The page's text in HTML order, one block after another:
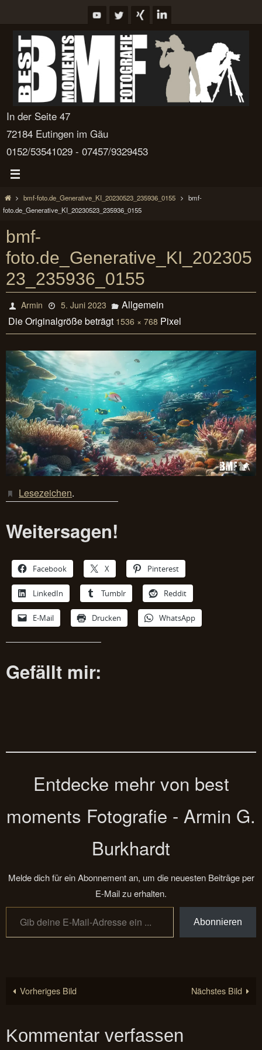
springen
In der Seite 47
72184 Eutingen im Gäu
0152/53541029 - 07457/9329453
Startbmf-foto.de_Generative_KI_20230523_235936_0155
bmf-
foto.de_Generative_KI_20230523_235936_0155
bmf-
foto.de_Generative_KI_202305
23_235936_0155
Armin 5. Juni 2023
Allgemein
Die Originalgröße beträgt 1536 × 768 Pixel
Lesezeichen.
Weitersagen!
Facebook X Pinterest
LinkedIn Tumblr Reddit
E-Mail Drucken WhatsApp
Gefällt mir:
Entdecke mehr von best
moments Fotografie - Armin G.
Burkhardt
Melde dich für ein Abonnement an, um die neuesten Beiträge per
E-Mail zu erhalten.
Gib deine E-Mail-Adresse ein ...
Abonnieren
Vorheriges Bild Nächstes Bild
Kommentar verfassen